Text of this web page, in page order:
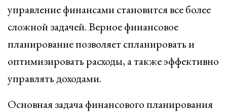
управление финансами становится все более
сложной задачей. Верное финансовое
планирование позволяет спланировать и
оптимизировать расходы, а также эффективно
управлять доходами.
Основная задача финансового планирования